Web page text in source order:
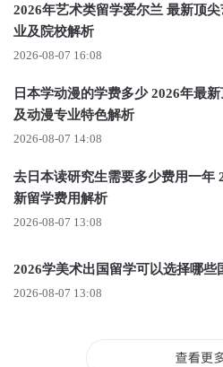
文同学作品，未经授权禁止转载
来学习，常常是下午5点下课，匆
2026年艺术类留学爱尔兰 最新顶
业及院校解析
2026-08-07 16:08
日本学动漫的学费多少 2026年最
及动漫专业特色解析
2026-08-07 14:08
去日本读研究生需要多少费用一年
新留学费用解析
2026-08-07 13:08
2026学美术出国留学可以选择哪些
2026-08-07 13:08